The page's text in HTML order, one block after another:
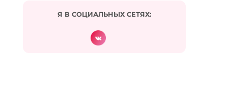
that Topic: eharitonova.ru/vot-poxudeyu-i-zazhivu/
Я В СОЦИАЛЬНЫХ СЕТЯХ: